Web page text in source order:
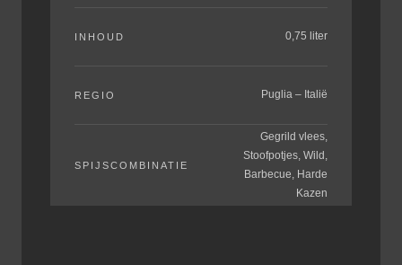
INHOUD 0,75 liter
REGIO Puglia – Italië
SPIJSCOMBINATIE
Gegrild vlees,
Stoofpotjes, Wild,
Barbecue, Harde
Kazen